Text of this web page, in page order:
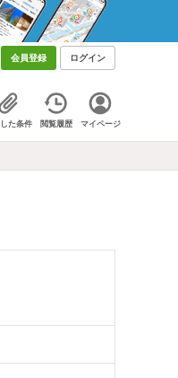
会員登録 ログイン
た条件 閲覧履歴 マイページ